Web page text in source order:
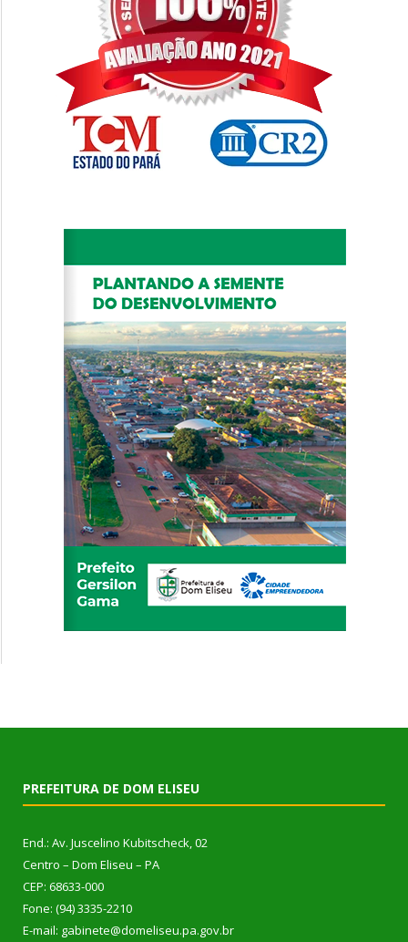
PREFEITURA DE DOM ELISEU
End.: Av. Juscelino Kubitscheck, 02
Centro – Dom Eliseu – PA
CEP: 68633-000
Fone: (94) 3335-2210
E-mail: gabinete@domeliseu.pa.gov.br